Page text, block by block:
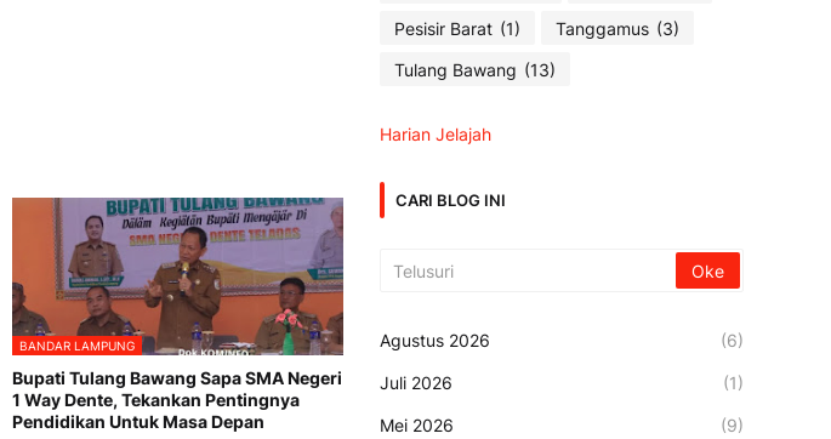
BANDAR LAMPUNG
Bupati Tulang Bawang Sapa SMA Negeri
1 Way Dente, Tekankan Pentingnya
Pendidikan Untuk Masa Depan
Pesisir Barat (1) Tanggamus (3)
Tulang Bawang (13)
Harian Jelajah
CARI BLOG INI
Agustus 2026 (6)
Juli 2026 (1)
Mei 2026 (9)